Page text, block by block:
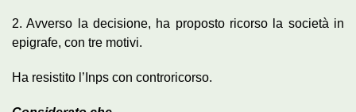
2. Avverso la decisione, ha proposto ricorso la società in
epigrafe, con tre motivi.
Ha resistito l’Inps con controricorso.